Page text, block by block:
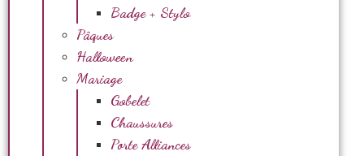
Badge + Stylo
Pâques
Halloween
Mariage
Gobelet
Chaussures
Porte Alliances